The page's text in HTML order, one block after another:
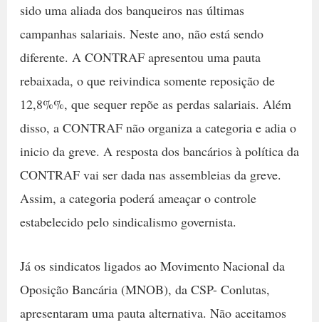
sido uma aliada dos banqueiros nas últimas
campanhas salariais. Neste ano, não está sendo
diferente. A CONTRAF apresentou uma pauta
rebaixada, o que reivindica somente reposição de
12,8%%, que sequer repõe as perdas salariais. Além
disso, a CONTRAF não organiza a categoria e adia o
inicio da greve. A resposta dos bancários à política da
CONTRAF vai ser dada nas assembleias da greve.
Assim, a categoria poderá ameaçar o controle
estabelecido pelo sindicalismo governista.
Já os sindicatos ligados ao Movimento Nacional da
Oposição Bancária (MNOB), da CSP- Conlutas,
apresentaram uma pauta alternativa. Não aceitamos